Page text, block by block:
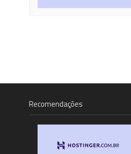
Recomendações